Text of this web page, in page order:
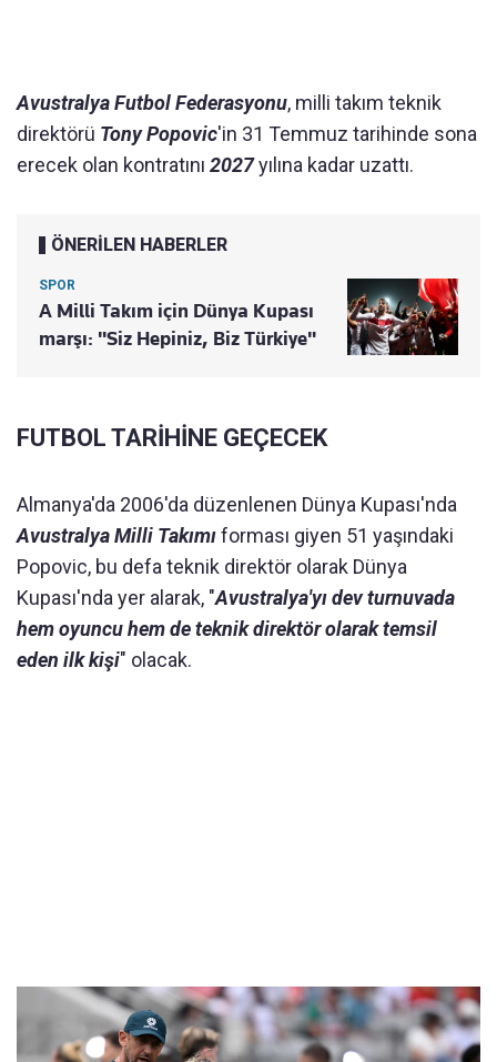
Avustralya Futbol Federasyonu, milli takım teknik
direktörü Tony Popovic'in 31 Temmuz tarihinde sona
erecek olan kontratını 2027yılına kadar uzattı.
ÖNERİLEN HABERLER
SPOR
A Milli Takım için Dünya Kupası
marşı: "Siz Hepiniz, Biz Türkiye"
FUTBOL TARİHİNE GEÇECEK
Almanya'da 2006'da düzenlenen Dünya Kupası'nda
Avustralya Milli Takımıforması giyen 51 yaşındaki
Popovic, bu defa teknik direktör olarak Dünya
Kupası'nda yer alarak, "Avustralya'yı dev turnuvada
hem oyuncu hem de teknik direktör olarak temsil
eden ilk kişi" olacak.